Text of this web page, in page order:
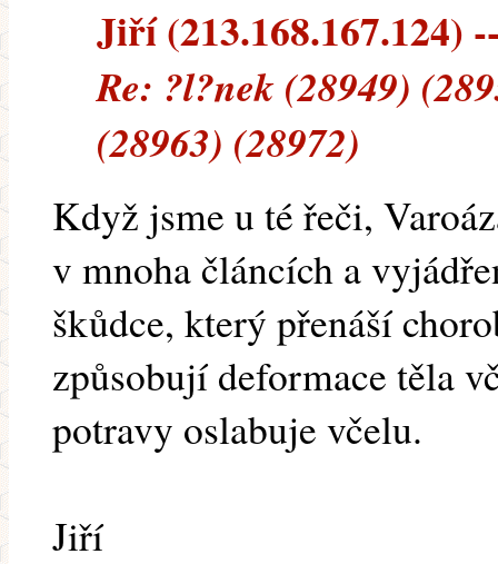
Jiří (213.168.167.124)
Re: ?l?nek (28949)
(28963) (28972)
Když jsme u té řeči,
v mnoha článcích a
škůdce, který přenáší
způsobují deformace těla
potravy oslabuje včelu.
Jiří